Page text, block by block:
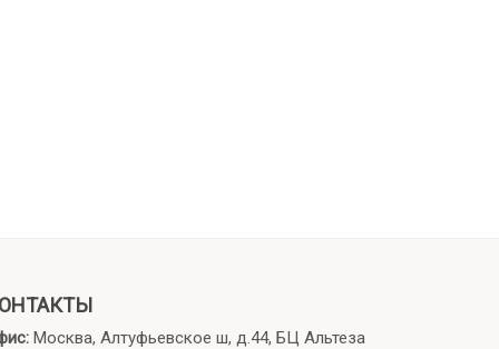
Москва, Алтуфьевское ш, д.44, БЦ Альтеза